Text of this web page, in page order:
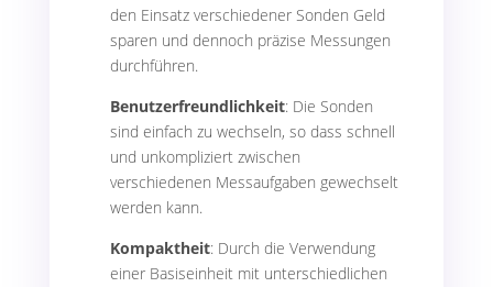
den Einsatz verschiedener Sonden Geld
sparen und dennoch präzise Messungen
durchführen.
Benutzerfreundlichkeit: Die Sonden
sind einfach zu wechseln, so dass schnell
und unkompliziert zwischen
verschiedenen Messaufgaben gewechselt
werden kann.
Kompaktheit: Durch die Verwendung
einer Basiseinheit mit unterschiedlichen